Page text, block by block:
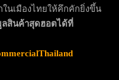
นเมืองไทยให้คึกคักยิ่งขึ้น
ลสินค้าสุดฮอตได้ที่